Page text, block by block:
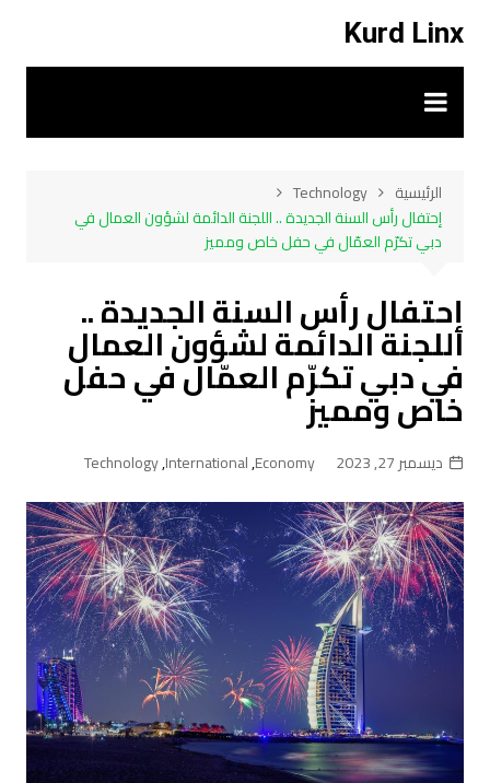
المحتوى
Kurd Linx
الرئيسية
Technology
إحتفال رأس السنة الجديدة .. اللجنة الدائمة لشؤون العمال في
دبي تكرّم العمّال في حفل خاص ومميز
إحتفال رأس السنة الجديدة ..
اللجنة الدائمة لشؤون العمال
في دبي تكرّم العمّال في حفل
خاص ومميز
ديسمبر 27, 2023 Economy
,
International
,
Technology